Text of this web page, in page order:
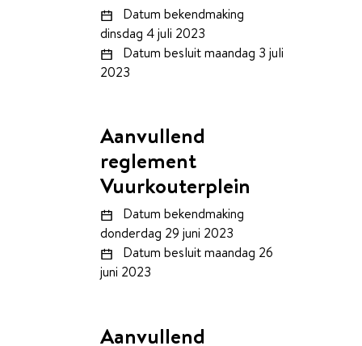
Datum bekendmaking
dinsdag 4 juli 2023
Datum besluitmaandag 3 juli
2023
Aanvullend
reglement
Vuurkouterplein
Datum bekendmaking
donderdag 29 juni 2023
Datum besluitmaandag 26
juni 2023
Aanvullend